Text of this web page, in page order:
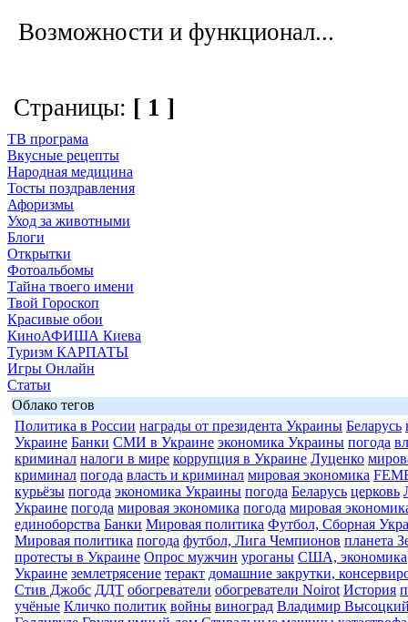
Возможности и функционал...
Страницы: [ 1 ]
ТВ програма
Вкусные рецепты
Народная медицина
Тосты поздравления
Афоризмы
Уход за животными
Блоги
Открытки
Фотоальбомы
Тайна твоего имени
Твой Гороскоп
Красивые обои
КиноАФИША Киева
Туризм КАРПАТЫ
Игры Онлайн
Статьи
Облако тегов
Политика в России награды от президента Украины Беларусь
Украине Банки СМИ в Украине экономика Украины погода
криминал налоги в мире коррупция в Украине Луценко
криминал погода власть и криминал мировая экономика
курьёзы погода экономика Украины погода Беларусь церковь
Украине погода мировая экономика погода мировая
единоборства Банки Мировая политика Футбол, Сборная
Мировая политика погода футбол, Лига Чемпионов планета
протесты в Украине Опрос мужчин уроганы США, экономика
Украине землетрясение теракт домашние закрутки,
Стив Джобс ДДТ обогреватели обогреватели Noirot История
учёные Кличко политик войны виноград Владимир